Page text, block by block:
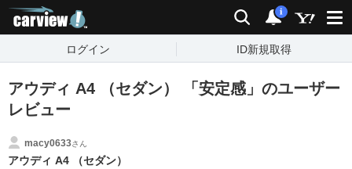
検索 通知
i
ログイン ID新規取得
アウディ A4 （セダン） 「安定感」のユーザー
レビュー
macy0633さん
アウディ A4 （セダン）